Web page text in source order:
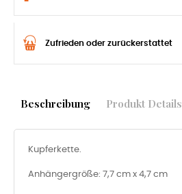
Zufrieden oder zurückerstattet
Beschreibung Produkt Details
Kupferkette.
Anhängergröße: 7,7 cm x 4,7 cm